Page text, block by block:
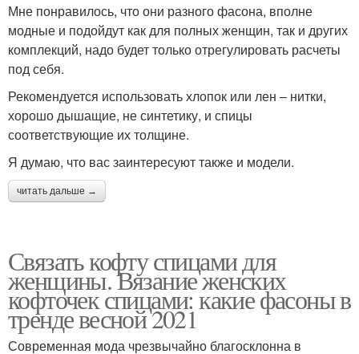
Мне понравилось, что они разного фасона, вполне
модные и подойдут как для полных женщин, так и других
комплекций, надо будет только отрегулировать расчеты
под себя.
Рекомендуется использовать хлопок или лен – нитки,
хорошо дышащие, не синтетику, и спицы
соответствующие их толщине.
Я думаю, что вас заинтересуют также и модели.
читать дальше →
Связать кофту спицами для
женщины. Вязание женских
кофточек спицами: какие фасоны в
тренде весной 2021
Современная мода чрезвычайно благосклонна в